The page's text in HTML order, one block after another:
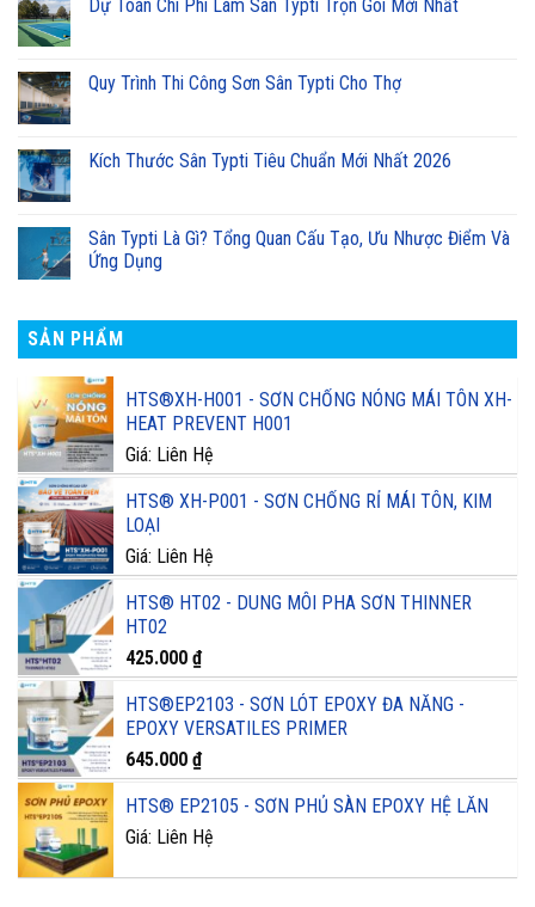
Dự Toán Chi Phí Làm Sân Typti Trọn Gói Mới Nhất
Quy Trình Thi Công Sơn Sân Typti Cho Thợ
Kích Thước Sân Typti Tiêu Chuẩn Mới Nhất 2026
Sân Typti Là Gì? Tổng Quan Cấu Tạo, Ưu Nhược Điểm Và
Ứng Dụng
SẢN PHẨM
HTS®XH-H001 - SƠN CHỐNG NÓNG MÁI TÔN XH-
HEAT PREVENT H001
Giá: Liên Hệ
HTS® XH-P001 - SƠN CHỐNG RỈ MÁI TÔN, KIM
LOẠI
Giá: Liên Hệ
HTS® HT02 - DUNG MÔI PHA SƠN THINNER
HT02
425.000 ₫
HTS®EP2103 - SƠN LÓT EPOXY ĐA NĂNG -
EPOXY VERSATILES PRIMER
645.000 ₫
HTS® EP2105 - SƠN PHỦ SÀN EPOXY HỆ LĂN
Giá: Liên Hệ